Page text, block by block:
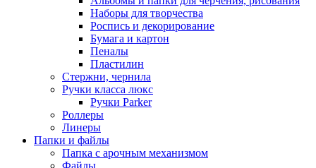
Наборы для творчества
Роспись и декорирование
Бумага и картон
Пеналы
Пластилин
Стержни, чернила
Ручки класса люкс
Ручки Parker
Роллеры
Линеры
Папки и файлы
Папка с арочным механизмом
Файлы